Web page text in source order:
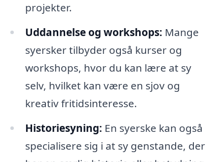
projekter.
Uddannelse og workshops: Mange
syersker tilbyder også kurser og
workshops, hvor du kan lære at sy
selv, hvilket kan være en sjov og
kreativ fritidsinteresse.
Historiesyning: En syerske kan også
specialisere sig i at sy genstande, der